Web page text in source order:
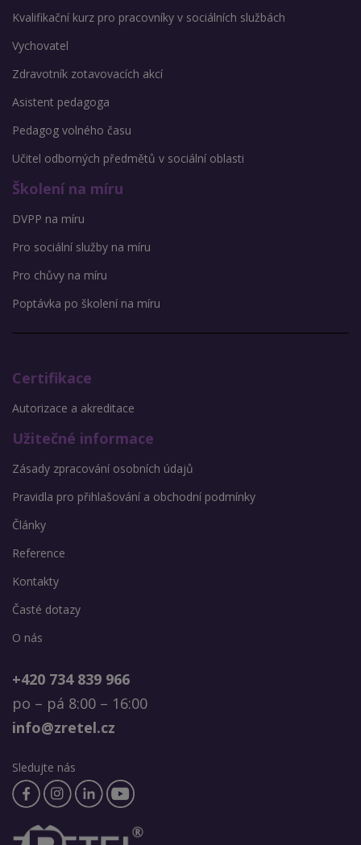
Kvalifikační kurz pro pracovníky v sociálních službách
Vychovatel
Zdravotník zotavovacích akcí
Asistent pedagoga
Pedagog volného času
Učitel odborných předmětů v sociální oblasti
Školení na míru
DVPP na míru
Pro sociální služby na míru
Pro chůvy na míru
Poptávka po školení na míru
Certifikace
Autorizace a akreditace
Užitečné informace
Zásady zpracování osobních údajů
Pravidla pro přihlašování a obchodní podmínky
Články
Reference
Kontakty
Časté dotazy
O nás
+420 734 839 966
po – pá 8:00 – 16:00
info@zretel.cz
Sledujte nás